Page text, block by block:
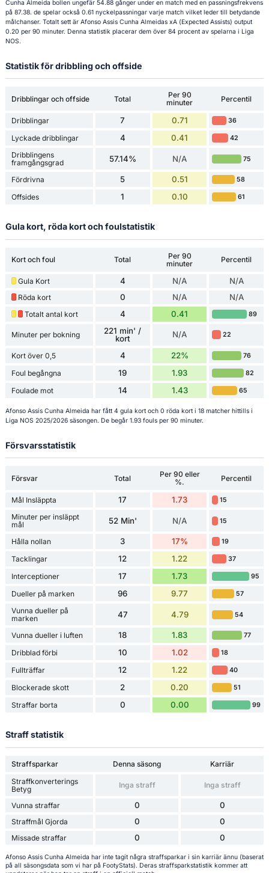
Cunha Almeida bollen ungefär 54.88 gånger under en match med en passningsfrekvens
på 87.38. de spelar också 0.61 nyckelpassningar varje match vilket leder till betydande
målchanser. Totalt sett är Afonso Assis Cunha Almeidas xA (Expected Assists) output
0.20 per 90 minuter. Denna statistik placerar dem över 84 procent av spelarna i Liga
NOS.
Statistik för dribbling och offside
Dribblingar och offside Total
Per 90
minuter
Percentil
Dribblingar 7 0.71 36
Lyckade dribblingar 4 0.41 42
Dribblingens
framgångsgrad
57.14% N/A 75
Fördrivna 5 0.51 58
Offsides 1 0.10 61
Gula kort, röda kort och foulstatistik
Kort och foul Total
Per 90
minuter
Percentil
Gula Kort 4 N/A N/A
Röda kort 0 N/A N/A
Totalt antal kort 4 0.41 89
Minuter per bokning
221 min' /
kort
N/A 22
Kort över 0,5 4 22% 76
Foul begångna 19 1.93 82
Foulade mot 14 1.43 65
Afonso Assis Cunha Almeida har fått 4 gula kort och 0 röda kort i 18 matcher hittills i
Liga NOS 2025/2026 säsongen. De begår 1.93 fouls per 90 minuter.
Försvarsstatistik
Försvar Total
Per 90 eller
%.
Percentil
Mål Insläppta 17 1.73 15
Minuter per insläppt
mål
52 Min' N/A 15
Hålla nollan 3 17% 19
Tacklingar 12 1.22 37
Interceptioner 17 1.73 95
Dueller på marken 96 9.77 57
Vunna dueller på
marken
47 4.79 54
Vunna dueller i luften 18 1.83 77
Dribblad förbi 10 1.02 18
Fullträffar 12 1.22 40
Blockerade skott 2 0.20 51
Straffar borta 0 0.00 99
Straff statistik
Straffsparkar Denna säsong
Karriär
Straffkonverterings
Betyg
Inga straff Inga straff
Vunna straffar 0 0
Straffmål Gjorda 0 0
Missade straffar 0 0
Afonso Assis Cunha Almeida har inte tagit några straffsparkar i sin karriär ännu (baserat
på all säsongsdata som vi har på FootyStats). Deras straffsparkstatistik kommer att